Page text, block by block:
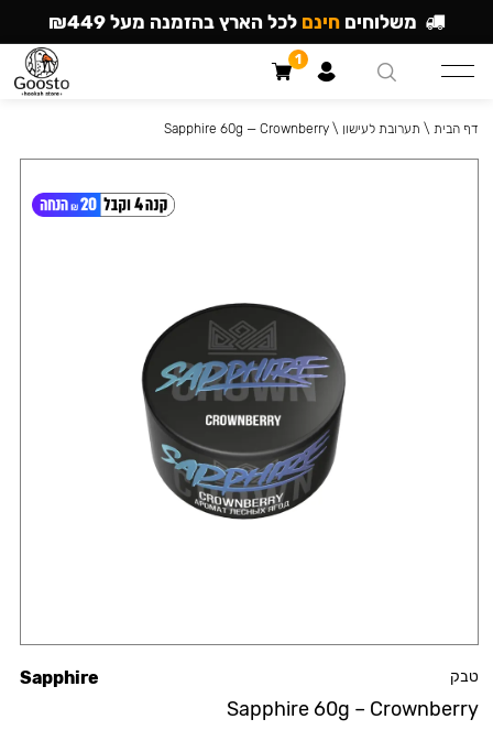
טבק
Sapphire 60g – Crownberry
Sapphire
דף הבית \ תערובת לעישון \
Sapphire 60g — Crownberry
משלוחים חינם לכל הארץ בהזמנה מעל ₪449
1